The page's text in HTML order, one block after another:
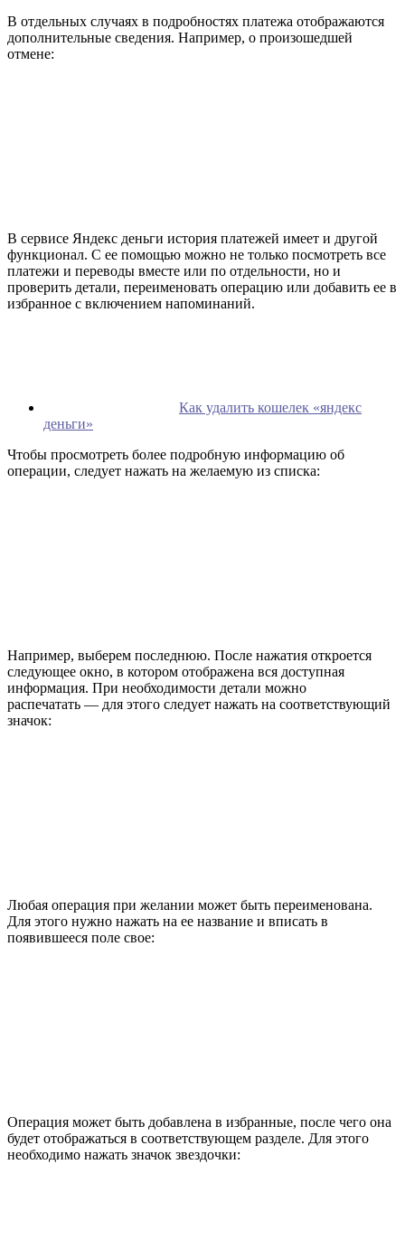
В отдельных случаях в подробностях платежа отображаются
дополнительные сведения. Например, о произошедшей
отмене:
В сервисе Яндекс деньги история платежей имеет и другой
функционал. С ее помощью можно не только посмотреть все
платежи и переводы вместе или по отдельности, но и
проверить детали, переименовать операцию или добавить ее в
избранное с включением напоминаний.
Как удалить кошелек «яндекс
деньги»
Чтобы просмотреть более подробную информацию об
операции, следует нажать на желаемую из списка:
Например, выберем последнюю. После нажатия откроется
следующее окно, в котором отображена вся доступная
информация. При необходимости детали можно
распечатать — для этого следует нажать на соответствующий
значок:
Любая операция при желании может быть переименована.
Для этого нужно нажать на ее название и вписать в
появившееся поле свое:
Операция может быть добавлена в избранные, после чего она
будет отображаться в соответствующем разделе. Для этого
необходимо нажать значок звездочки: